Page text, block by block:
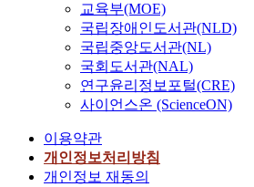
교육부(MOE)
국립장애인도서관(NLD)
국립중앙도서관(NL)
국회도서관(NAL)
연구윤리정보포털(CRE)
사이언스온 (ScienceON)
이용약관
개인정보처리방침
개인정보 재동의